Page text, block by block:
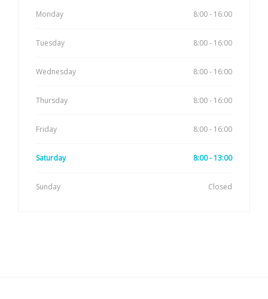
Monday 8:00 - 16:00
Tuesday 8:00 - 16:00
Wednesday 8:00 - 16:00
Thursday 8:00 - 16:00
Friday 8:00 - 16:00
Saturday 8:00 - 13:00
Sunday Closed